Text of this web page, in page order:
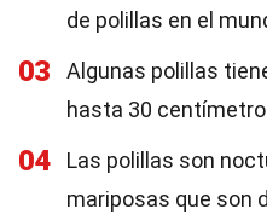
de polillas en el
03
Algunas polillas
hasta 30
04
Las polillas son
mariposas que son